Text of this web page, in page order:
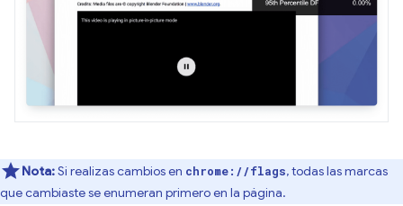
Nota:Si realizas cambios en chrome://flags, todas las marcas
que cambiaste se enumeran primero en la página.